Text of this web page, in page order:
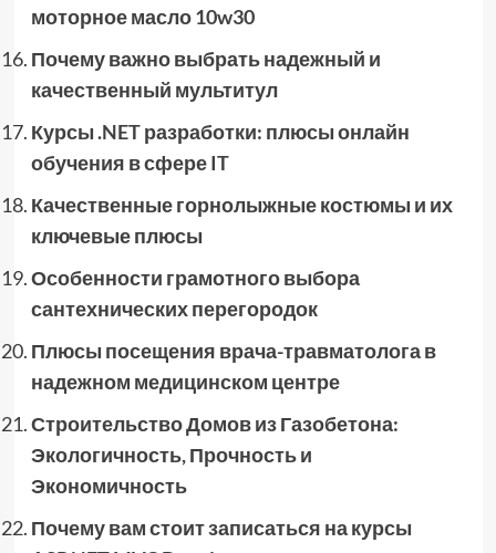
моторное масло 10w30
Почему важно выбрать надежный и
качественный мультитул
Курсы .NET разработки: плюсы онлайн
обучения в сфере IT
Качественные горнолыжные костюмы и их
ключевые плюсы
Особенности грамотного выбора
сантехнических перегородок
Плюсы посещения врача-травматолога в
надежном медицинском центре
Строительство Домов из Газобетона:
Экологичность, Прочность и
Экономичность
Почему вам стоит записаться на курсы